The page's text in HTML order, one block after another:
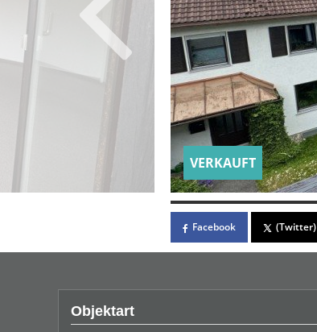
VERKAUFT
Facebook (Twitter)
Objektart